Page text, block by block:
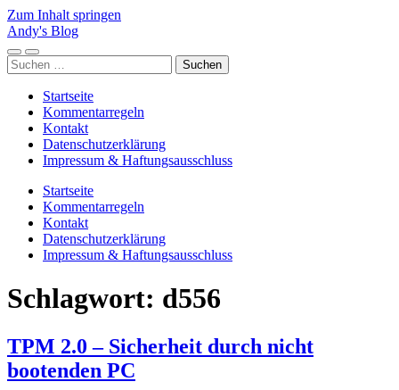
Zum Inhalt springen
Andy's Blog
Mobile-
Menü
Suchfeld
ein-/ausblenden
Suchen
nach:
Startseite
Kommentarregeln
Kontakt
Datenschutzerklärung
Impressum & Haftungsausschluss
Startseite
Kommentarregeln
Kontakt
Datenschutzerklärung
Impressum & Haftungsausschluss
Schlagwort: d556
TPM 2.0 – Sicherheit durch nicht
bootenden PC